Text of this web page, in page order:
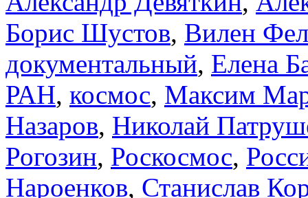
Борис Шустов, Вилен
документальный, Елена
РАН, космос, Максим
Назаров, Николай
Рогозин, Роскосмос,
Нароенков, Станислав